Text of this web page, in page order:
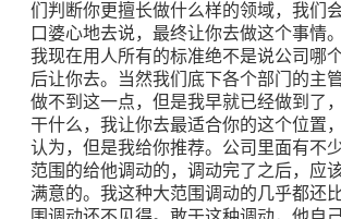
们判断你更擅长做什么样的领域，我们
口婆心地去说，最终让你去做这个事情。
我现在用人所有的标准绝不是说公司哪
后让你去。当然我们底下各个部门的主
做不到这一点，但是我早就已经做到了
干什么，我让你去最适合你的这个位置
认为，但是我给你推荐。公司里面有不
范围的给他调动的，调动完了之后，应
满意的。我这种大范围调动的几乎都还